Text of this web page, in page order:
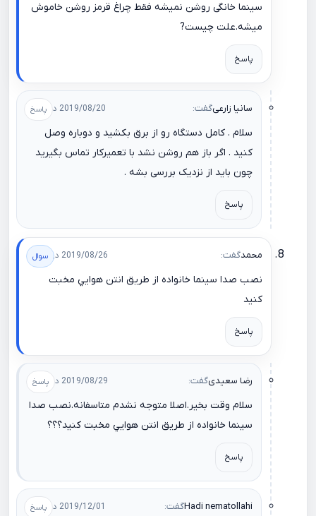
سینما خانگی روشن نمیشه فقط چراغ قرمز روشن خاموش
میشه.علت چیست?
پاسخ
سانیا زارعیگفت: 2019/08/20 در 10:25
سلام . کامل دستگاه رو از برق بکشید و دوباره وصل
کنید . اگر باز هم روشن نشد با تعمیرکار تماس بگیرید
چون باید از نزدیک بررسی بشه .
پاسخ
محمدگفت: 2019/08/26 در 00:13
نصب صدا سينما خانواده از طريق انتن هوايي مخبت
كنيد
پاسخ
رضا سعیدیگفت: 2019/08/29 در 11:43
سلام وقت بخیر.اصلا متوجه نشدم متاسفانه.نصب صدا
سينما خانواده از طريق انتن هوايي مخبت كنيد؟؟؟
پاسخ
Hadi nematollahiگفت: 2019/12/01 در 16:07